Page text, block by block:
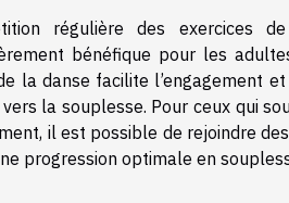
régulière des exercices
bénéfique pour les
la danse facilite l’engagement
la souplesse. Pour ceux qui
il est possible de rejoindre des
progression optimale en